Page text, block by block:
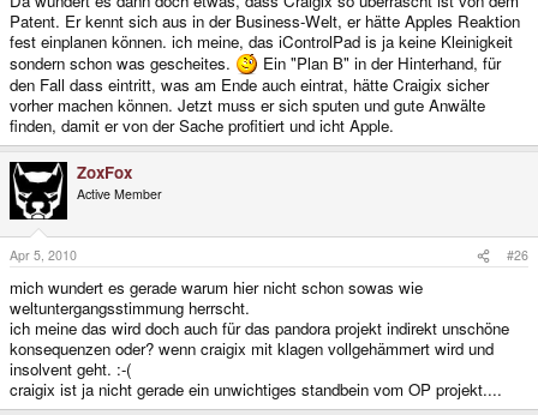
Patent. Er kennt sich aus in der Business-Welt, er hätte Apples Reaktion
fest einplanen können. ich meine, das iControlPad is ja keine Kleinigkeit
sondern schon was gescheites.
Ein "Plan B" in der Hinterhand, für
den Fall dass eintritt, was am Ende auch eintrat, hätte Craigix sicher
vorher machen können. Jetzt muss er sich sputen und gute Anwälte
finden, damit er von der Sache profitiert und icht Apple.
ZoxFox
Active Member
Apr 5, 2010 #26
mich wundert es gerade warum hier nicht schon sowas wie
weltuntergangsstimmung herrscht.
ich meine das wird doch auch für das pandora projekt indirekt unschöne
konsequenzen oder? wenn craigix mit klagen vollgehämmert wird und
insolvent geht. :-(
craigix ist ja nicht gerade ein unwichtiges standbein vom OP projekt....